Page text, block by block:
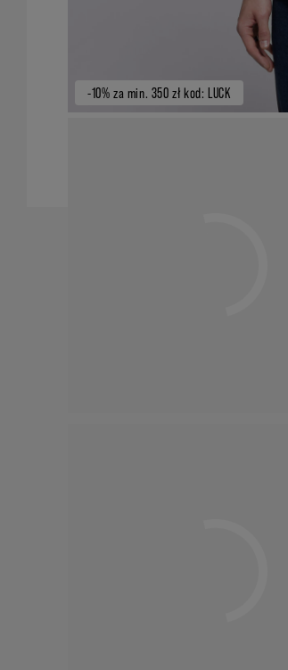
-10% za min. 350 zł kod: LUCK